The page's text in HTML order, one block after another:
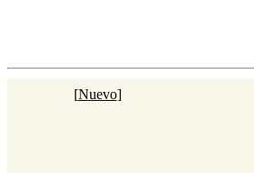
[Nuevo]